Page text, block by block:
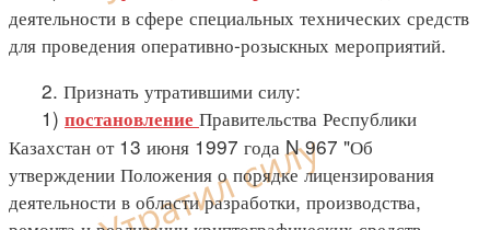
деятельности в сфере специальных технических средств
для проведения оперативно-розыскных мероприятий.
2. Признать утратившими силу:
1) постановление Правительства Республики
Казахстан от 13 июня 1997 года N 967 "Об
утверждении Положения о порядке лицензирования
деятельности в области разработки, производства,